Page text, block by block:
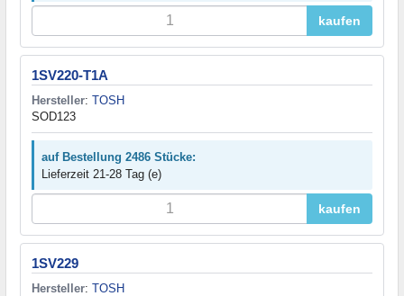
kaufen
1SV220-T1A
Hersteller: TOSH
SOD123
auf Bestellung 2486 Stücke:
Lieferzeit 21-28 Tag (e)
kaufen
1SV229
Hersteller: TOSH